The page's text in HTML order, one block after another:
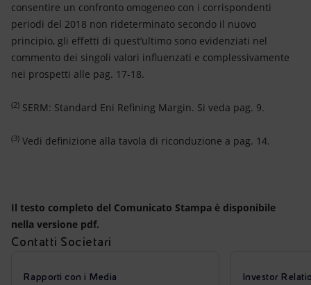
consentire un confronto omogeneo con i corrispondenti
periodi del 2018 non rideterminato secondo il nuovo
principio, gli effetti di quest’ultimo sono evidenziati nel
commento dei singoli valori influenzati e complessivamente
nei prospetti alle pag. 17-18.
(2) SERM: Standard Eni Refining Margin. Si veda pag. 9.
(3) Vedi definizione alla tavola di riconduzione a pag. 14.
Il testo completo del Comunicato Stampa è disponibile
nella versione pdf.
Contatti Societari
Rapporti con i Media Investor